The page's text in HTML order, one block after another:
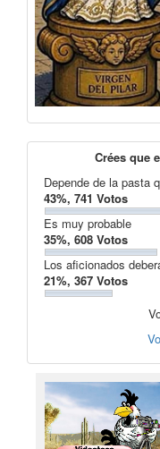
Crées que
Depende de la pasta
43%, 741 Votos
Es muy probable
35%, 608 Votos
Los aficionados
21%, 367 Votos